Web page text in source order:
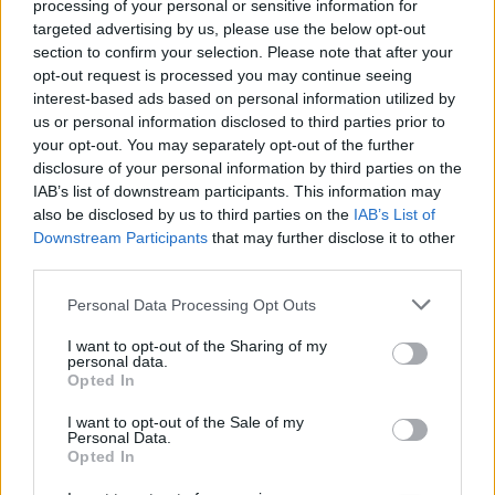
processing of your personal or sensitive information for
targeted advertising by us, please use the below opt-out
section to confirm your selection. Please note that after your
opt-out request is processed you may continue seeing
interest-based ads based on personal information utilized by
us or personal information disclosed to third parties prior to
your opt-out. You may separately opt-out of the further
disclosure of your personal information by third parties on the
IAB’s list of downstream participants. This information may
also be disclosed by us to third parties on the IAB’s List of
Downstream Participants that may further disclose it to other
Personal Data Processing Opt Outs
I want to opt-out of the Sharing of my
personal data.
Opted In
I want to opt-out of the Sale of my
Personal Data.
Opted In
Përhapja e virusit të Nilit
Korçë, automjeti godet një
Sarandë, gjykata cakton
Zjarr i përmasave të